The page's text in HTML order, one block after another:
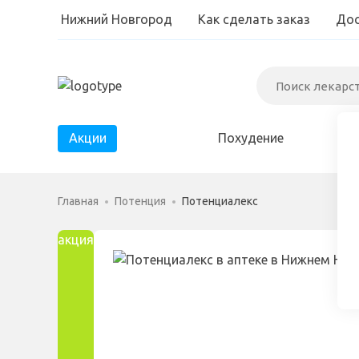
Нижний Новгород Как сделать заказ
Акции Похудение
Простатит
Главная Потенция Потенциалекс
акция